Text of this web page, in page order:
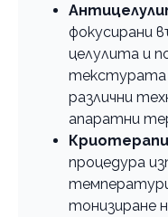
фокусирани
целулита и
текстурата
различни
апаратни
процедура
тонизиране